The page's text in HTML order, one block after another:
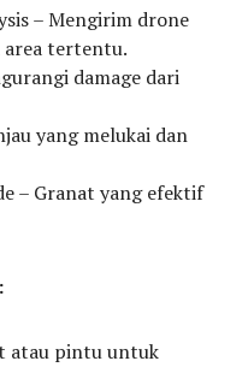
– Mengirim drone
area tertentu.
damage dari
yang melukai dan
– Granat yang efektif
atau pintu untuk